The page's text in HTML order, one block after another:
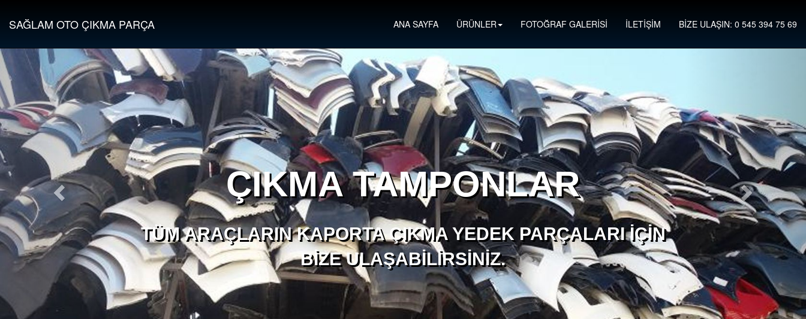
SAĞLAM OTO ÇIKMA PARÇA ANA SAYFA ÜRÜNLER FOTOĞRAF GALERİSİ İLETİŞİM BİZE ULAŞIN: 0 545 394 75 69
ÇIKMA TAMPONLAR
TÜM ARAÇLARIN KAPORTA ÇIKMA YEDEK PARÇALARI İÇIN
BIZE ULAŞABILIRSINIZ.